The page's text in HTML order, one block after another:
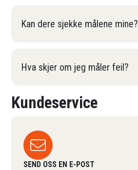
Kan dere sjekke målene mine?
Hva skjer om jeg måler feil?
Kundeservice
SEND OSS EN E-POST